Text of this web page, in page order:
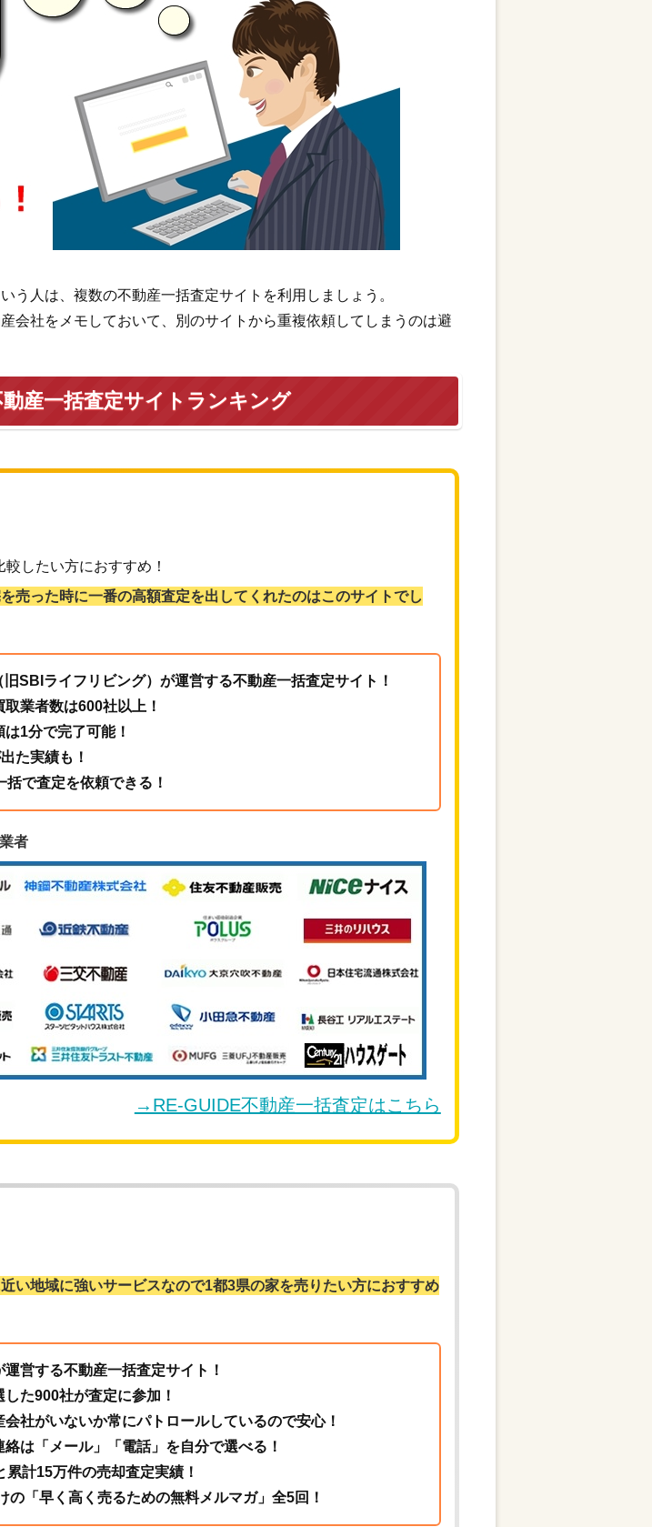
う人は、複数の不動産一括査定サイトを利用しましょう。
会社をメモしておいて、別のサイトから重複依頼してしまうのは避
産一括査定サイトランキング
したい方におすすめ！
売った時に一番の高額査定を出してくれたのはこのサイトでし
旧SBIライフリビング）が運営する不動産一括査定サイト！
業者数は600社以上！
1分で完了可能！
た実績も！
括で査定を依頼できる！
者
→RE-GUIDE不動産一括査定はこちら
い地域に強いサービスなので1都3県の家を売りたい方におすすめ
運営する不動産一括査定サイト！
た900社が査定に参加！
会社がいないか常にパトロールしているので安心！
は「メール」「電話」を自分で選べる！
累計15万件の売却査定実績！
の「早く高く売るための無料メルマガ」全5回！